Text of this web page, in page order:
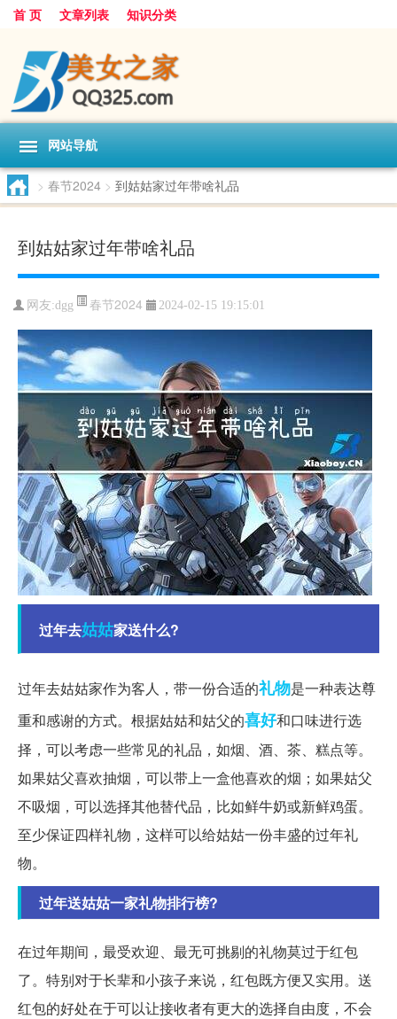
首 页 文章列表 知识分类
网站导航
> 春节2024 > 到姑姑家过年带啥礼品
到姑姑家过年带啥礼品
网友:dgg 春节2024 2024-02-15 19:15:01
过年去姑姑家送什么?
过年去姑姑家作为客人，带一份合适的礼物是一种表达尊
重和感谢的方式。根据姑姑和姑父的喜好和口味进行选
择，可以考虑一些常见的礼品，如烟、酒、茶、糕点等。
如果姑父喜欢抽烟，可以带上一盒他喜欢的烟；如果姑父
不吸烟，可以选择其他替代品，比如鲜牛奶或新鲜鸡蛋。
至少保证四样礼物，这样可以给姑姑一份丰盛的过年礼
物。
过年送姑姑一家礼物排行榜?
在过年期间，最受欢迎、最无可挑剔的礼物莫过于红包
了。特别对于长辈和小孩子来说，红包既方便又实用。送
红包的好处在于可以让接收者有更大的选择自由度，不会